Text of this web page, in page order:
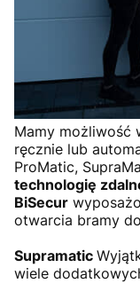
Mamy możliwość
ręcznie lub
ProMatic,
technologię
BiSecur
otwarcia bramy
Supramatic
wiele